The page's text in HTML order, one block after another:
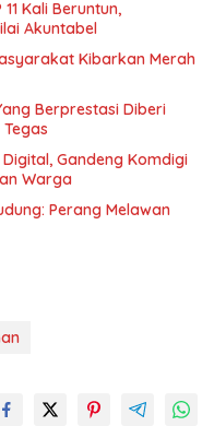
Kali Beruntun,
Akuntabel
Kibarkan Merah
Berprestasi Diberi
Gandeng Komdigi
Warga
Perang Melawan